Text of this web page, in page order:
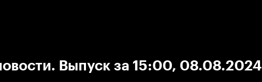
Выпуск за 15:00, 08.08.2024